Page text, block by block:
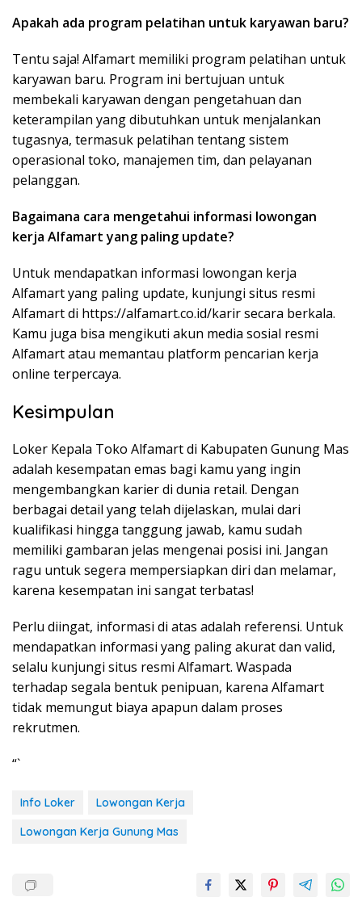
Apakah ada program pelatihan untuk karyawan baru?
Tentu saja! Alfamart memiliki program pelatihan untuk
karyawan baru. Program ini bertujuan untuk
membekali karyawan dengan pengetahuan dan
keterampilan yang dibutuhkan untuk menjalankan
tugasnya, termasuk pelatihan tentang sistem
operasional toko, manajemen tim, dan pelayanan
pelanggan.
Bagaimana cara mengetahui informasi lowongan
kerja Alfamart yang paling update?
Untuk mendapatkan informasi lowongan kerja
Alfamart yang paling update, kunjungi situs resmi
Alfamart di https://alfamart.co.id/karir secara berkala.
Kamu juga bisa mengikuti akun media sosial resmi
Alfamart atau memantau platform pencarian kerja
online terpercaya.
Kesimpulan
Loker Kepala Toko Alfamart di Kabupaten Gunung Mas
adalah kesempatan emas bagi kamu yang ingin
mengembangkan karier di dunia retail. Dengan
berbagai detail yang telah dijelaskan, mulai dari
kualifikasi hingga tanggung jawab, kamu sudah
memiliki gambaran jelas mengenai posisi ini. Jangan
ragu untuk segera mempersiapkan diri dan melamar,
karena kesempatan ini sangat terbatas!
Perlu diingat, informasi di atas adalah referensi. Untuk
mendapatkan informasi yang paling akurat dan valid,
selalu kunjungi situs resmi Alfamart. Waspada
terhadap segala bentuk penipuan, karena Alfamart
tidak memungut biaya apapun dalam proses
rekrutmen.
“`
Info Loker
Lowongan Kerja
Lowongan Kerja Gunung Mas